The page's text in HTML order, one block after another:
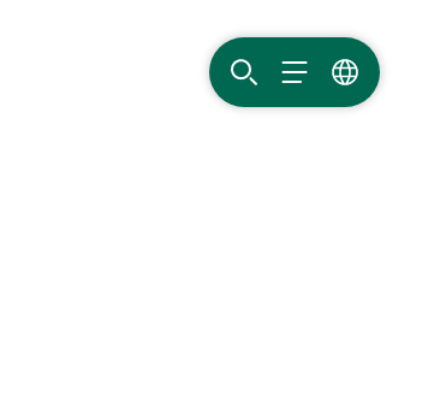
SUCHEMENÜSPRACHE